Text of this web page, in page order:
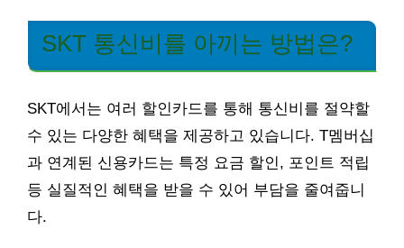
SKT 통신비를 아끼는 방법은?
SKT에서는 여러 할인카드를 통해 통신비를 절약할
수 있는 다양한 혜택을 제공하고 있습니다. T멤버십
과 연계된 신용카드는 특정 요금 할인, 포인트 적립
등 실질적인 혜택을 받을 수 있어 부담을 줄여줍니
다.